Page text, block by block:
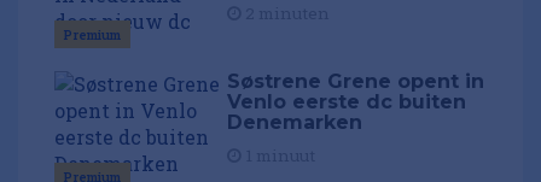
Premium
Premium
Søstrene Grene opent in
Venlo eerste dc buiten
Denemarken